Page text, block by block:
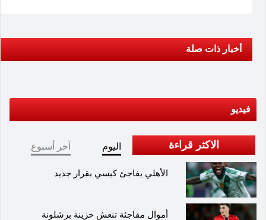
أخبار ذات صلة
فيديو
الاكثر قراءة اليوم آخر أسبوع
الأهلي يفاجئ كيسي بقرار جديد
أموال مفاجئة تنعش خزينة برشلونة